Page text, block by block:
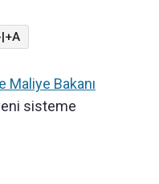
|+A
Maliye Bakanı
sisteme